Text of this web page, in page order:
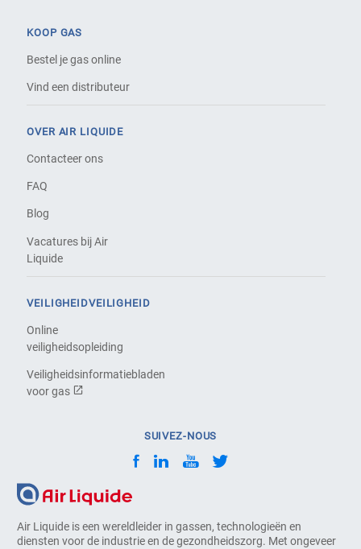
Air Liquide is een wereldleider in gassen, technologieën en
diensten voor de industrie en de gezondheidszorg. Met ongeveer
KOOP GAS
Bestel je gas online
Vind een distributeur
OVER AIR LIQUIDE
Contacteer ons
FAQ
Blog
Vacatures bij Air
Liquide
VEILIGHEIDVEILIGHEID
Online
veiligheidsopleiding
Veiligheidsinformatiebladen
voor gas
SUIVEZ-NOUS